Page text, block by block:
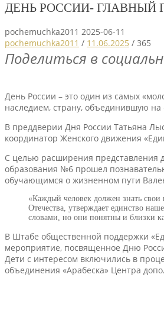
ДЕНЬ РОССИИ- ГЛАВНЫЙ
pochemuchka2011 2025-06-11
pochemuchka2011 / 11.06.2025 / 365
Поделиться в
День России – это один из самых
наследием, страну, объединившую на
В преддверии Дня России Татьяна
координатор Женского движения
С целью расширения представления
образования №6 прошел
обучающимся о жизненном пути
«Каждый человек должен знать свои
Отечества, утверждает единство
словами, но они понятны и близки
В Штабе общественной поддержки
мероприятие, посвященное Дню
Дети с интересом включились в
объединения «Арабеска» Центра